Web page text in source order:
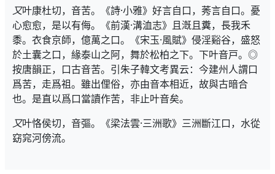
又叶康杜切，音苦。《詩·小雅》好言自口，莠言自口。憂
心愈愈，是以有侮。《前漢·溝洫志》且漑且糞，長我禾
黍。衣食京師，億萬之口。《宋玉·風賦》侵淫谿谷，盛怒
於土囊之口，緣泰山之阿，舞於松柏之下。下叶音戸。◎
按唐韻正，口古音苦。引朱子韓文考異云：今建州人謂口
爲苦，走爲祖。雖出俚俗，亦由音本相近，故與古暗合
也。是直以爲口當讀作苦，非止叶音矣。
又叶恪侯切，音彄。《梁法雲·三洲歌》三洲斷江口，水從
窈窕河傍流。